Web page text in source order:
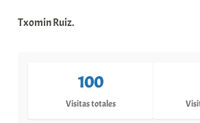
Txomin Ruiz.
100
Visitas totales